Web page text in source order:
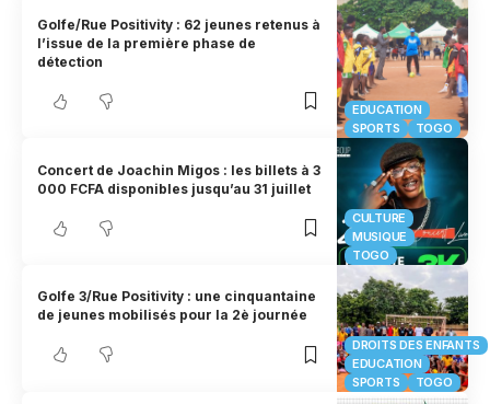
EDUCATION
SPORTS
TOGO
Golfe/Rue Positivity : 62 jeunes retenus à
l’issue de la première phase de
détection
CULTURE
MUSIQUE
TOGO
Concert de Joachin Migos : les billets à 3
000 FCFA disponibles jusqu’au 31 juillet
DROITS DES ENFANTS
EDUCATION
SPORTS
TOGO
Golfe 3/Rue Positivity : une cinquantaine
de jeunes mobilisés pour la 2è journée